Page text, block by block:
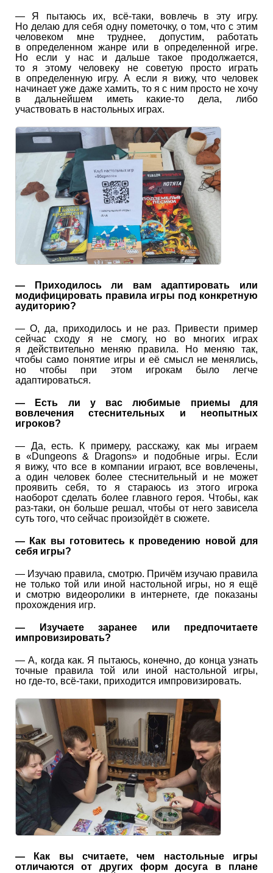
— Я пытаюсь их, всё-таки, вовлечь в эту игру.
Но делаю для себя одну пометочку, о том, что с этим
человеком мне труднее, допустим, работать
в определенном жанре или в определенной игре.
Но если у нас и дальше такое продолжается,
то я этому человеку не советую просто играть
в определенную игру. А если я вижу, что человек
начинает уже даже хамить, то я с ним просто не хочу
в дальнейшем иметь какие-то дела, либо
участвовать в настольных играх.
— Приходилось ли вам адаптировать или
модифицировать правила игры под конкретную
аудиторию?
— О, да, приходилось и не раз. Привести пример
сейчас сходу я не смогу, но во многих играх
я действительно меняю правила. Но меняю так,
чтобы само понятие игры и её смысл не менялись,
но чтобы при этом игрокам было легче
адаптироваться.
— Есть ли у вас любимые приемы для
вовлечения стеснительных и неопытных
игроков?
— Да, есть. К примеру, расскажу, как мы играем
в «Dungeons & Dragons» и подобные игры. Если
я вижу, что все в компании играют, все вовлечены,
а один человек более стеснительный и не может
проявить себя, то я стараюсь из этого игрока
наоборот сделать более главного героя. Чтобы, как
раз-таки, он больше решал, чтобы от него зависела
суть того, что сейчас произойдёт в сюжете.
— Как вы готовитесь к проведению новой для
себя игры?
— Изучаю правила, смотрю. Причём изучаю правила
не только той или иной настольной игры, но я ещё
и смотрю видеоролики в интернете, где показаны
прохождения игр.
— Изучаете заранее или предпочитаете
импровизировать?
— А, когда как. Я пытаюсь, конечно, до конца узнать
точные правила той или иной настольной игры,
но где-то, всё-таки, приходится импровизировать.
— Как вы считаете, чем настольные игры
отличаются от других форм досуга в плане